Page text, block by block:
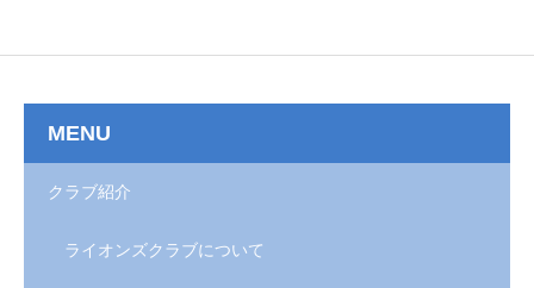
MENU
クラブ紹介
ライオンズクラブについて